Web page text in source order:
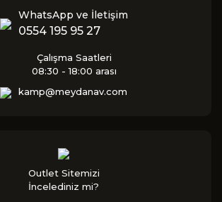
WhatsApp ve İletişim
0554 195 95 27
Çalışma Saatleri
08:30 - 18:00 arası
kamp@meydanav.com
Outlet Sitemizi
İncelediniz mi?